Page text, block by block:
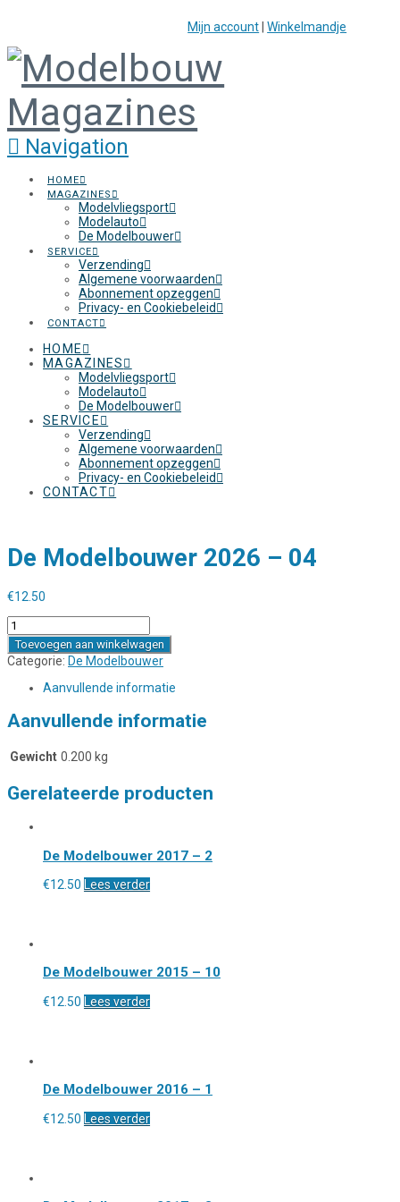
Mijn account |Winkelmandje
Navigation
HOME
MAGAZINES
Modelvliegsport
Modelauto
De Modelbouwer
SERVICE
Verzending
Algemene voorwaarden
Abonnement opzeggen
Privacy- en Cookiebeleid
CONTACT
HOME
MAGAZINES
Modelvliegsport
Modelauto
De Modelbouwer
SERVICE
Verzending
Algemene voorwaarden
Abonnement opzeggen
Privacy- en Cookiebeleid
CONTACT
De Modelbouwer 2026 – 04
€12.50
De
Modelbouwer
2026
-
aantal
Toevoegen aan winkelwagen
Categorie: De Modelbouwer
Aanvullende informatie
Aanvullende informatie
Gewicht 0.200 kg
Gerelateerde producten
De Modelbouwer 2017 – 2
€12.50 Lees verder
De Modelbouwer 2015 – 10
€12.50 Lees verder
De Modelbouwer 2016 – 1
€12.50 Lees verder